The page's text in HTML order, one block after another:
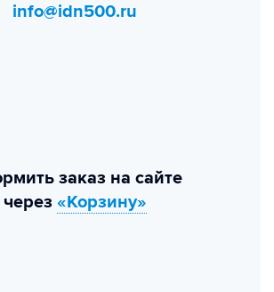
info@idn500.ru
заказ на сайте
через «Корзину»